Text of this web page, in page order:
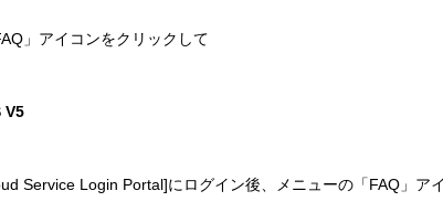
」アイコンをクリックして
V5
Service Login Portal]にログイン後、メニューの「FAQ」ア